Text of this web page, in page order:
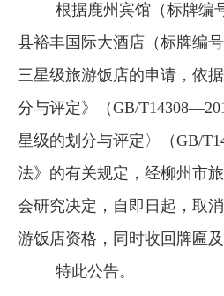
根据鹿州宾馆（标牌编
县裕丰国际大酒店（标牌编号
三星级旅游饭店的申请，依
分与评定》（GB/T14308—
星级的划分与评定〉（GB/
法》的有关规定，经柳州市
会研究决定，自即日起，取
游饭店资格，同时收回牌匾及
特此公告。